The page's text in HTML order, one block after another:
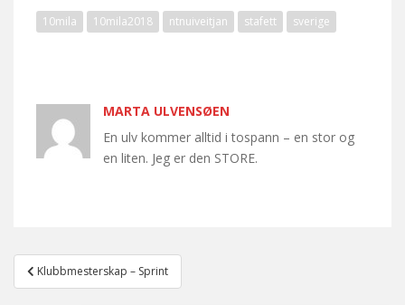
10mila 10mila2018 ntnuiveitjan stafett sverige
MARTA ULVENSØEN
En ulv kommer alltid i tospann – en stor og
en liten. Jeg er den STORE.
Post
navigation
Klubbmesterskap – Sprint